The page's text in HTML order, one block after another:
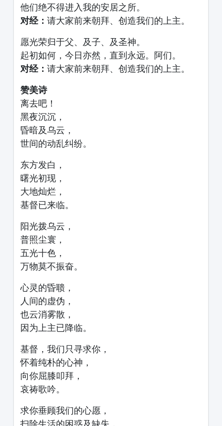
他们绝不得进入我的安居之所。
对经： 请大家前来朝拜、创造我们的上主。
愿光荣归于父、及子、及圣神。
起初如何，今日亦然，直到永远。阿们。
对经： 请大家前来朝拜、创造我们的上主。
赞美诗
离去吧！
黑夜沉沉，
昏暗及乌云，
世间的动乱纠纷。
东方发白，
曙光初现，
大地灿烂，
基督已来临。
阳光拨乌云，
普照尘寰，
五光十色，
万物莫不振奋。
心灵的昏聩，
人间的虚伪，
也云消雾散，
因为上主已降临。
基督，我们只寻求你，
怀着纯朴的心神，
向你屈膝叩拜，
哀祷歌吟。
求你垂顾我们的心愿，
扫除生活的困惑及缺失，